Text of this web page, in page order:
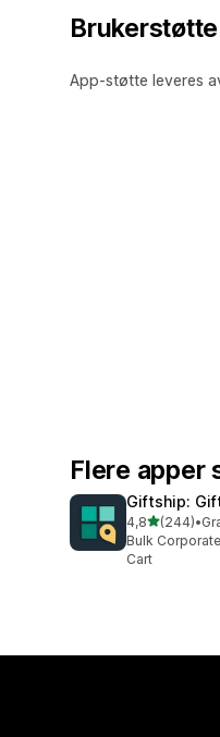
Brukerstøtte
App-støtte leveres
Flere apper
Giftship:
4,8av 5(244)
Totalt 244 •
Bulk
Cart